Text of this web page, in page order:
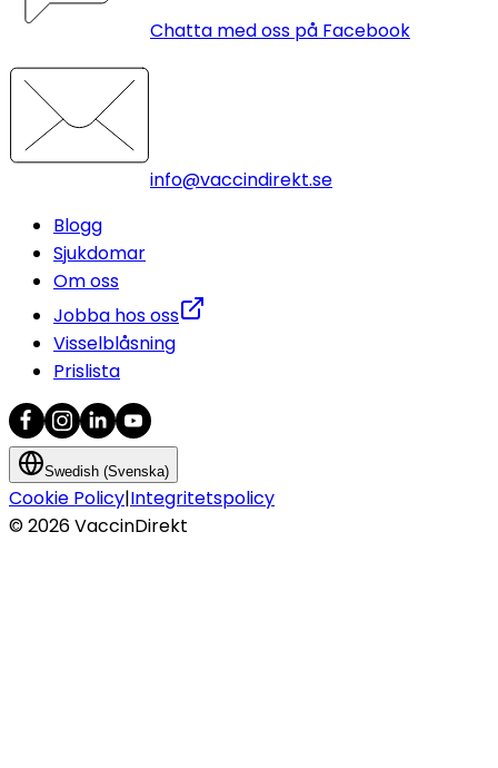
Chatta med oss på Facebook
info@vaccindirekt.se
Blogg
Sjukdomar
Om oss
Jobba hos oss
Visselblåsning
Prislista
Swedish (Svenska)
Cookie Policy|Integritetspolicy
©2026VaccinDirekt